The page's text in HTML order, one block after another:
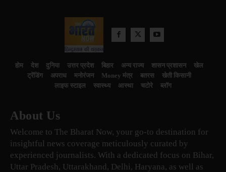
होम देश दुनिया उत्तर प्रदेश बिहार अन्य राज्य शासन प्रशासन
खेल
ट्रेंडिंग
अपराध मनोरंजन Money मंत्र बतरस
खेती किसानी
लाइफ स्टाइल
स्वास्थ्य आस्था चटोरे ब्लॉग
About Us
Welcome to The Bharat Now, your go-to destination for
insightful news coverage meticulously curated by
experienced journalists. With a dedicated focus on Bihar,
Uttar Pradesh, Uttarakhand, Delhi, Haryana, as well as